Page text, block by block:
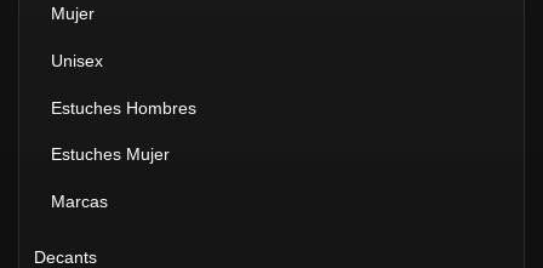
Mujer
Unisex
Estuches Hombres
Estuches Mujer
Marcas
Decants